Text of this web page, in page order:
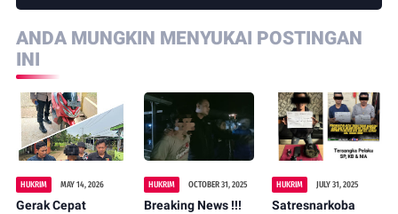
ANDA MUNGKIN MENYUKAI POSTINGAN
INI
HUKRIM MAY 14, 2026
Gerak Cepat
HUKRIM OCTOBER 31, 2025
Breaking News !!!
HUKRIM JULY 31, 2025
Satresnarkoba